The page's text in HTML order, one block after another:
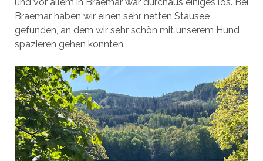
Braemar haben wir einen sehr netten Stausee
gefunden, an dem wir sehr schön mit unserem Hund
spazieren gehen konnten.